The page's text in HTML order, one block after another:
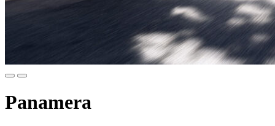
Panamera